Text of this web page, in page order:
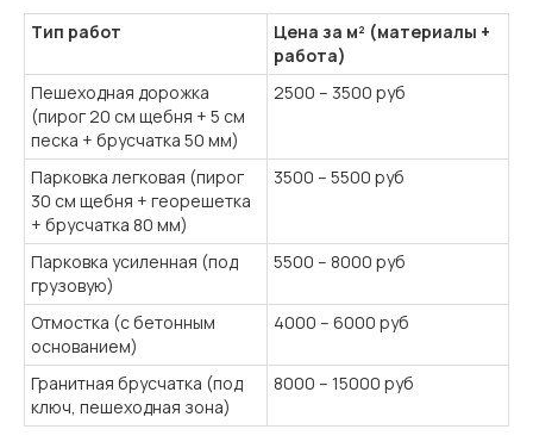
Тип работ
Цена за м² (материалы +
работа)
Пешеходная дорожка
(пирог 20 см щебня + 5 см
песка + брусчатка 50 мм)
2500 – 3500 руб
Парковка легковая (пирог
30 см щебня + георешетка
+ брусчатка 80 мм)
3500 – 5500 руб
Парковка усиленная (под
грузовую)
5500 – 8000 руб
Отмостка (с бетонным
основанием)
4000 – 6000 руб
Гранитная брусчатка (под
ключ, пешеходная зона)
8000 – 15000 руб
рассчитать проект